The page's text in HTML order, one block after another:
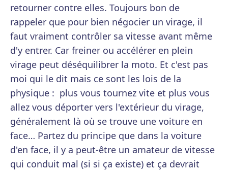
retourner contre elles. Toujours bon de
rappeler que pour bien négocier un virage, il
faut vraiment contrôler sa vitesse avant même
d'y entrer. Car freiner ou accélérer en plein
virage peut déséquilibrer la moto. Et c'est pas
moi qui le dit mais ce sont les lois de la
physique : plus vous tournez vite et plus vous
allez vous déporter vers l'extérieur du virage,
généralement là où se trouve une voiture en
face… Partez du principe que dans la voiture
d'en face, il y a peut-être un amateur de vitesse
qui conduit mal (si si ça existe) et ça devrait